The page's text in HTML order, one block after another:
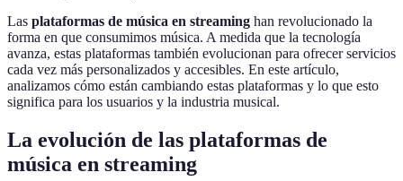
Las plataformas de música en streaming han revolucionado la
forma en que consumimos música. A medida que la tecnología
avanza, estas plataformas también evolucionan para ofrecer servicios
cada vez más personalizados y accesibles. En este artículo,
analizamos cómo están cambiando estas plataformas y lo que esto
significa para los usuarios y la industria musical.
La evolución de las plataformas de
música en streaming